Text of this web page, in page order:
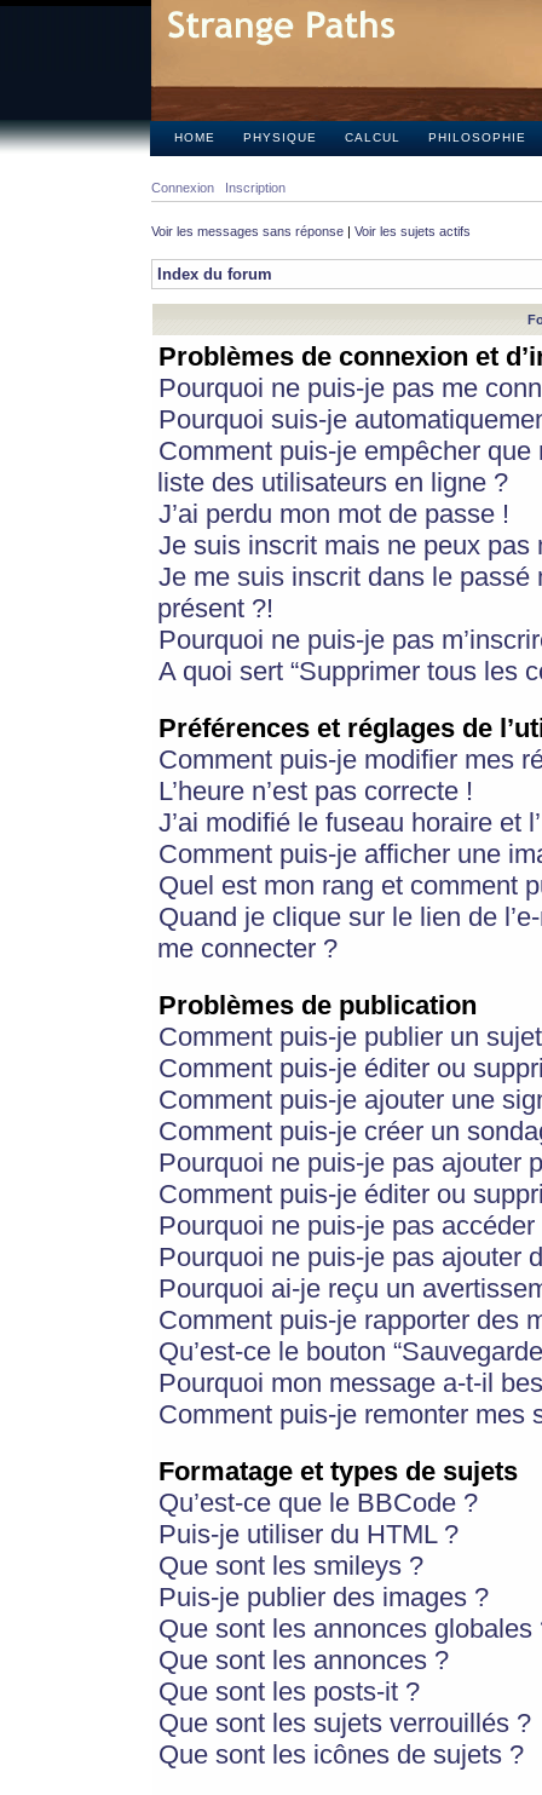
HOME PHYSIQUE CALCUL PHILOSOPHIE
Connexion Inscription
Voir les messages sans réponse | Voir les sujets actifs
Index du forum
Problèmes de connexion et
Pourquoi ne puis-je pas me
Pourquoi suis-je
Comment puis-je empêcher
liste des utilisateurs en ligne ?
J’ai perdu mon mot de passe !
Je suis inscrit mais ne peux pas
Je me suis inscrit dans le
présent ?!
Pourquoi ne puis-je pas
A quoi sert “Supprimer tous les
Préférences et réglages de
Comment puis-je modifier mes
L’heure n’est pas correcte !
J’ai modifié le fuseau horaire et
Comment puis-je afficher une
Quel est mon rang et comment
Quand je clique sur le lien de
me connecter ?
Problèmes de publication
Comment puis-je publier un
Comment puis-je éditer ou
Comment puis-je ajouter une
Comment puis-je créer un
Pourquoi ne puis-je pas ajouter
Comment puis-je éditer ou
Pourquoi ne puis-je pas
Pourquoi ne puis-je pas ajouter
Pourquoi ai-je reçu un
Comment puis-je rapporter des
Qu’est-ce le bouton
Pourquoi mon message a-t-il
Comment puis-je remonter mes
Formatage et types de sujets
Qu’est-ce que le BBCode ?
Puis-je utiliser du HTML ?
Que sont les smileys ?
Puis-je publier des images ?
Que sont les annonces globales
Que sont les annonces ?
Que sont les posts-it ?
Que sont les sujets verrouillés ?
Que sont les icônes de sujets ?